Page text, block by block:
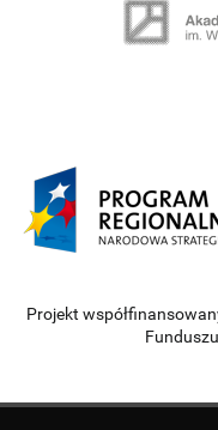
Projekt